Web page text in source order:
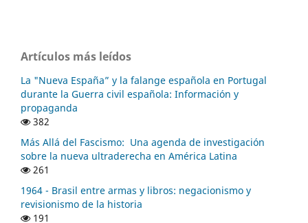
Artículos más leídos
La "Nueva España” y la falange española en Portugal
durante la Guerra civil española: Información y
propaganda
382
Más Allá del Fascismo: Una agenda de investigación
sobre la nueva ultraderecha en América Latina
261
1964 - Brasil entre armas y libros: negacionismo y
revisionismo de la historia
191